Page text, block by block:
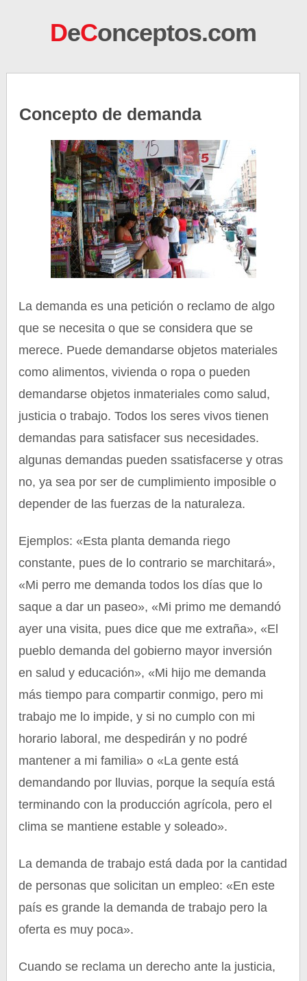
DeConceptos.com
Concepto de demanda
La demanda es una petición o reclamo de algo
que se necesita o que se considera que se
merece. Puede demandarse objetos materiales
como alimentos, vivienda o ropa o pueden
demandarse objetos inmateriales como salud,
justicia o trabajo. Todos los seres vivos tienen
demandas para satisfacer sus necesidades.
algunas demandas pueden ssatisfacerse y otras
no, ya sea por ser de cumplimiento imposible o
depender de las fuerzas de la naturaleza.
Ejemplos: «Esta planta demanda riego
constante, pues de lo contrario se marchitará»,
«Mi perro me demanda todos los días que lo
saque a dar un paseo», «Mi primo me demandó
ayer una visita, pues dice que me extraña», «El
pueblo demanda del gobierno mayor inversión
en salud y educación», «Mi hijo me demanda
más tiempo para compartir conmigo, pero mi
trabajo me lo impide, y si no cumplo con mi
horario laboral, me despedirán y no podré
mantener a mi familia» o «La gente está
demandando por lluvias, porque la sequía está
terminando con la producción agrícola, pero el
clima se mantiene estable y soleado».
La demanda de trabajo está dada por la cantidad
de personas que solicitan un empleo: «En este
país es grande la demanda de trabajo pero la
oferta es muy poca».
Cuando se reclama un derecho ante la justicia,